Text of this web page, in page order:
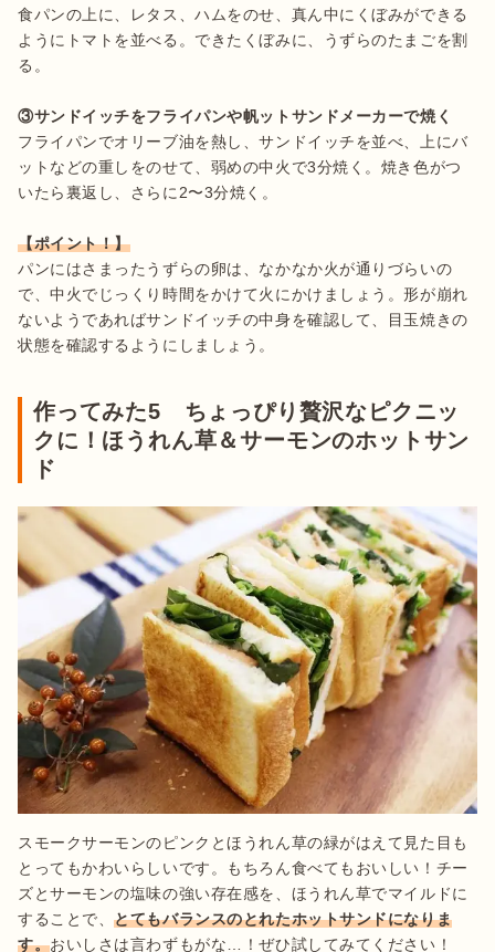
食パンの上に、レタス、ハムをのせ、真ん中にくぼみができる
ようにトマトを並べる。できたくぼみに、うずらのたまごを割
る。
③サンドイッチをフライパンや帆ットサンドメーカーで焼く
フライパンでオリーブ油を熱し、サンドイッチを並べ、上にバ
ットなどの重しをのせて、弱めの中火で3分焼く。焼き色がつ
いたら裏返し、さらに2〜3分焼く。
【ポイント！】
パンにはさまったうずらの卵は、なかなか火が通りづらいの
で、中火でじっくり時間をかけて火にかけましょう。形が崩れ
ないようであればサンドイッチの中身を確認して、目玉焼きの
状態を確認するようにしましょう。
作ってみた5 ちょっぴり贅沢なピクニッ
クに！ほうれん草＆サーモンのホットサン
ド
スモークサーモンのピンクとほうれん草の緑がはえて見た目も
とってもかわいらしいです。もちろん食べてもおいしい！チー
ズとサーモンの塩味の強い存在感を、ほうれん草でマイルドに
することで、とてもバランスのとれたホットサンドになりま
す。おいしさは言わずもがな…！ぜひ試してみてください！